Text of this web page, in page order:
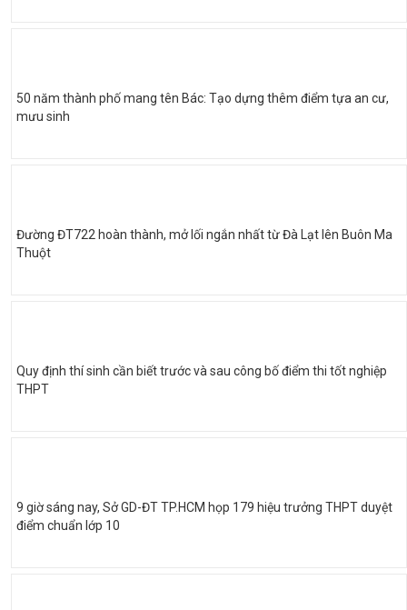
50 năm thành phố mang tên Bác: Tạo dựng thêm điểm tựa an cư,
mưu sinh
Đường ĐT722 hoàn thành, mở lối ngắn nhất từ Đà Lạt lên Buôn Ma
Thuột
Quy định thí sinh cần biết trước và sau công bố điểm thi tốt nghiệp
THPT
9 giờ sáng nay, Sở GD-ĐT TP.HCM họp 179 hiệu trưởng THPT duyệt
điểm chuẩn lớp 10